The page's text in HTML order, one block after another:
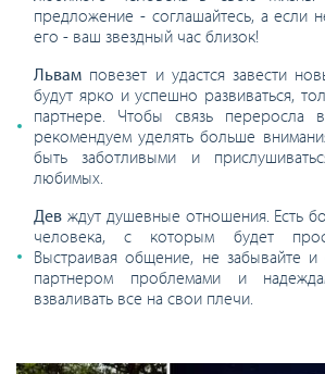
предложение - соглашайтесь, а если
его - ваш звездный час близок!
Львам повезет и удастся завести
будут ярко и успешно развиваться,
партнере. Чтобы связь переросла
рекомендуем уделять больше
быть заботливыми и
любимых.
Дев ждут душевные отношения. Есть
человека, с которым будет
Выстраивая общение, не забывайте
партнером проблемами и
взваливать все на свои плечи.